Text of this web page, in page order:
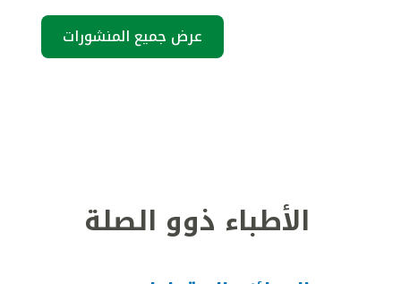
عرض جميع المنشورات
الأطباء ذوو الصلة